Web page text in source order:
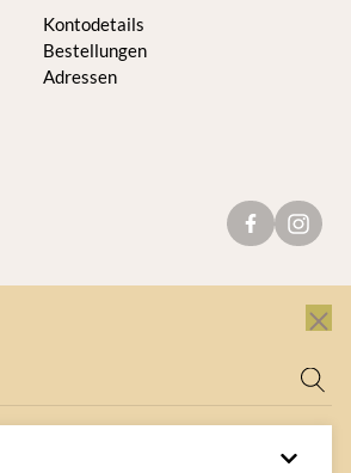
Kontodetails
Bestellungen
Adressen